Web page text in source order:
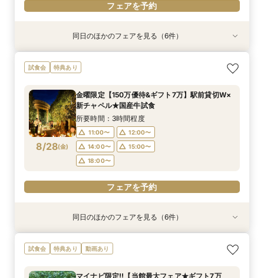
フェアを予約
特典あり
8/27(木)
【2件目以降の見学OK】貸切Wフル体験×豪華試
食×お見積り比較
11:00〜
12:00〜
14:00〜
15:00〜
18:00〜
フェアを予約
特典あり
8/27(木)
【10名から全館貸切OK】ミシュラン試食付*少
人数婚ALL体験
11:00〜
12:00〜
14:00〜
15:00〜
18:00〜
フェアを予約
特典あり
8/27(木)
即決ナシ★予算のリアル大公開！本番コーデ×ミ
シュラン試食体験
11:00〜
12:00〜
14:00〜
15:00〜
18:00〜
フェアを予約
特典あり
8/27(木)
7万GIFT付【料理重視必見】豪華ミシュラン試食
×貸切邸宅W体験
11:00〜
12:00〜
14:00〜
15:00〜
18:00〜
フェアを予約
特典あり
8/27(木)
ギフト7万付【初めての見学に】全館ALL体験*見
積相談＆絶品試食
11:00〜
12:00〜
14:00〜
15:00〜
18:00〜
フェアを予約
8/27(木)
【お気軽◎オンライン相談会】スマホで簡単！豪
華10大特典付き
13:00〜
14:30〜
16:00〜
17:30〜
フェアを予約
同日のほかのフェアを見る（6件）
試食会 特典あり
8/28(金)
金曜限定【150万優待&ギフト7万】駅前貸切W×
新チャペル★国産牛試食
所要時間：3時間程度
11:00〜
12:00〜
14:00〜
15:00〜
18:00〜
フェアを予約
特典あり
【2件目以降の見学OK】貸切Wフル体験×豪華試
食×お見積り比較
特典あり
【10名から全館貸切OK】ミシュラン試食付*少
人数婚ALL体験
特典あり
即決ナシ★予算のリアル大公開！本番コーデ×ミ
シュラン試食体験
特典あり
7万GIFT付【料理重視必見】豪華ミシュラン試食
×貸切邸宅W体験
特典あり
ギフト7万付【初めての見学に】全館ALL体験*見
積相談＆絶品試食
【お気軽◎オンライン相談会】スマホで簡単！豪
華10大特典付き
同日のほかのフェアを見る（6件）
試食会 特典あり 動画あり
マイナビ限定!!【当館最大フェア★ギフト7万